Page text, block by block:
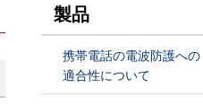
製品
携帯電話の電波防護への
適合性について